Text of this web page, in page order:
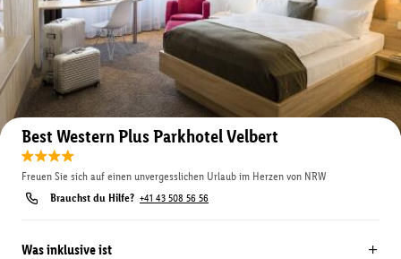
Auf der Karte anzeigen
Best Western Plus Parkhotel Velbert
Freuen Sie sich auf einen unvergesslichen Urlaub im Herzen von NRW
Brauchst du Hilfe? +41 43 508 56 56
Was inklusive ist